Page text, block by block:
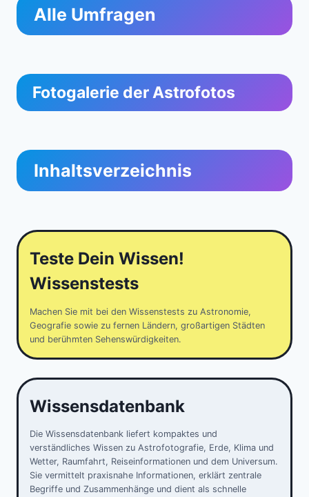
Alle Umfragen
Fotogalerie der Astrofotos
Inhaltsverzeichnis
Teste Dein Wissen!
Wissenstests
Machen Sie mit bei den Wissenstests zu Astronomie,
Geografie sowie zu fernen Ländern, großartigen Städten
und berühmten Sehenswürdigkeiten.
Wissensdatenbank
Die Wissensdatenbank liefert kompaktes und
verständliches Wissen zu Astrofotografie, Erde, Klima und
Wetter, Raumfahrt, Reiseinformationen und dem Universum.
Sie vermittelt praxisnahe Informationen, erklärt zentrale
Begriffe und Zusammenhänge und dient als schnelle